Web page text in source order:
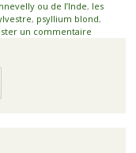
ou de l’Inde, les
, psyllium blond,
un commentaire